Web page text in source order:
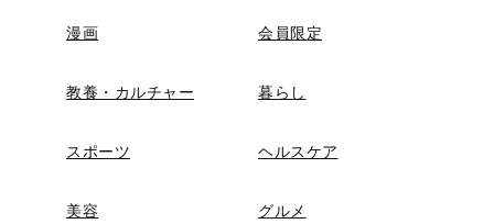
漫画 会員限定
教養・カルチャー 暮らし
スポーツ ヘルスケア
美容 グルメ